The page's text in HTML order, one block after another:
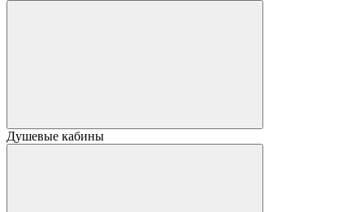
Душевые кабины